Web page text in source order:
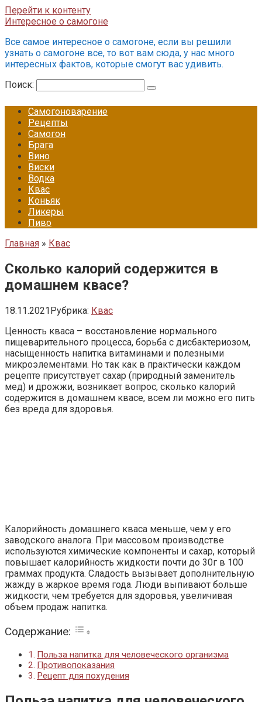
Перейти к контенту
Интересное о самогоне
Все самое интересное о самогоне, если вы решили
узнать о самогоне все, то вот вам сюда, у нас много
интересных фактов, которые смогут вас удивить.
Поиск:
Самогоноварение
Рецепты
Самогон
Брага
Вино
Виски
Водка
Квас
Коньяк
Ликеры
Пиво
Главная » Квас
Сколько калорий содержится в
домашнем квасе?
18.11.2021Рубрика: Квас
Ценность кваса – восстановление нормального
пищеварительного процесса, борьба с дисбактериозом,
насыщенность напитка витаминами и полезными
микроэлементами. Но так как в практически каждом
рецепте присутствует сахар (природный заменитель
мед) и дрожжи, возникает вопрос, сколько калорий
содержится в домашнем квасе, всем ли можно его пить
без вреда для здоровья.
Калорийность домашнего кваса меньше, чем у его
заводского аналога. При массовом производстве
используются химические компоненты и сахар, который
повышает калорийность жидкости почти до 30г в 100
граммах продукта. Сладость вызывает дополнительную
жажду в жаркое время года. Люди выпивают больше
жидкости, чем требуется для здоровья, увеличивая
объем продаж напитка.
Содержание:
Польза напитка для человеческого организма
Противопоказания
Рецепт для похудения